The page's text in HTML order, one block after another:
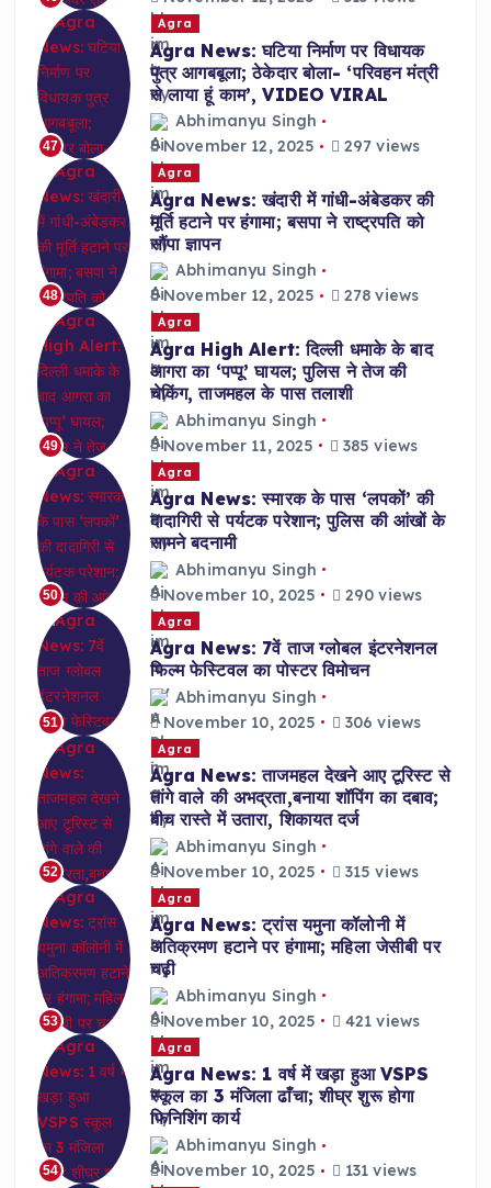
47
Agra
Agra News: घटिया निर्माण पर विधायक
पुत्र आगबबूला; ठेकेदार बोला- ‘परिवहन मंत्री
से लाया हूं काम’, VIDEO VIRAL
Abhimanyu Singh
November 12, 2025
297 views
48
Agra
Agra News: खंदारी में गांधी-अंबेडकर की
मूर्ति हटाने पर हंगामा; बसपा ने राष्ट्रपति को
सौंपा ज्ञापन
Abhimanyu Singh
November 12, 2025
278 views
49
Agra
Agra High Alert: दिल्ली धमाके के बाद
आगरा का ‘पप्पू’ घायल; पुलिस ने तेज की
चेकिंग, ताजमहल के पास तलाशी
Abhimanyu Singh
November 11, 2025
385 views
50
Agra
Agra News: स्मारक के पास ‘लपकों’ की
दादागिरी से पर्यटक परेशान; पुलिस की आंखों के
सामने बदनामी
Abhimanyu Singh
November 10, 2025
290 views
51
Agra
Agra News: 7वें ताज ग्लोबल इंटरनेशनल
फिल्म फेस्टिवल का पोस्टर विमोचन
Abhimanyu Singh
November 10, 2025
306 views
52
Agra
Agra News: ताजमहल देखने आए टूरिस्ट से
तांगे वाले की अभद्रता,बनाया शॉपिंग का दबाव;
बीच रास्ते में उतारा, शिकायत दर्ज
Abhimanyu Singh
November 10, 2025
315 views
53
Agra
Agra News: ट्रांस यमुना कॉलोनी में
अतिक्रमण हटाने पर हंगामा; महिला जेसीबी पर
चढ़ी
Abhimanyu Singh
November 10, 2025
421 views
54
Agra
Agra News: 1 वर्ष में खड़ा हुआ VSPS
स्कूल का 3 मंजिला ढाँचा; शीघ्र शुरू होगा
फिनिशिंग कार्य
Abhimanyu Singh
November 10, 2025
131 views